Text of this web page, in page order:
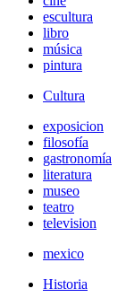
escultura
libro
música
pintura
Cultura
exposicion
filosofía
gastronomía
literatura
museo
teatro
television
mexico
Historia